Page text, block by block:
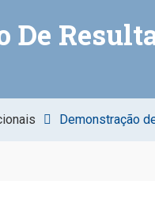
De
Demonstração